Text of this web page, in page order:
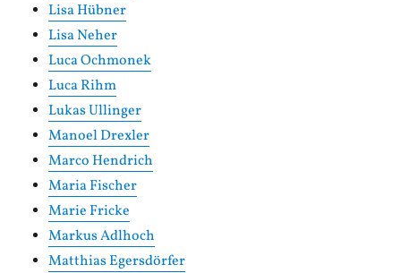
Lisa Hübner
Lisa Neher
Luca Ochmonek
Luca Rihm
Lukas Ullinger
Manoel Drexler
Marco Hendrich
Maria Fischer
Marie Fricke
Markus Adlhoch
Matthias Egersdörfer